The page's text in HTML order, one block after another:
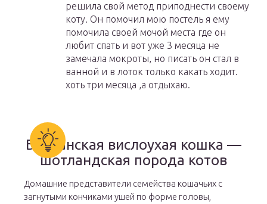
решила свой метод приподнести своему
коту. Он помочил мою постель я ему
помочила своей мочой места где он
любит спать и вот уже 3 месяца не
замечала мокроты, но писать он стал в
ванной и в лоток только какать ходит.
хоть три месяца ,а отдыхаю.
Британская вислоухая кошка —
шотландская порода котов
Домашние представители семейства кошачьих с
загнутыми кончиками ушей по форме головы,